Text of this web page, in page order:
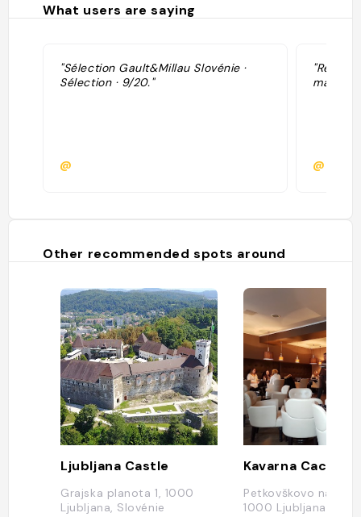
What users are saying
"Sélection Gault&Millau Slovénie ·
Sélection · 9/20."
@
mangé
@
Other recommended spots around
Ljubljana Castle
Grajska planota 1, 1000
Ljubljana, Slovénie
Kavarna Cacao
Petkovškovo
1000 Ljubljana,